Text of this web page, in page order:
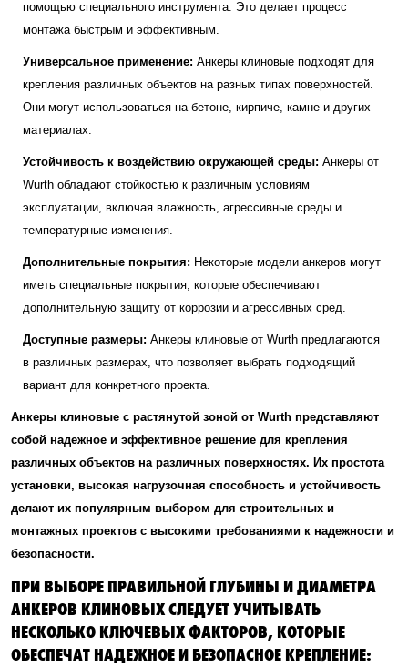
помощью специального инструмента. Это делает процесс
монтажа быстрым и эффективным.
Универсальное применение: Анкеры клиновые подходят для
крепления различных объектов на разных типах поверхностей.
Они могут использоваться на бетоне, кирпиче, камне и других
материалах.
Устойчивость к воздействию окружающей среды: Анкеры от
Wurth обладают стойкостью к различным условиям
эксплуатации, включая влажность, агрессивные среды и
температурные изменения.
Дополнительные покрытия: Некоторые модели анкеров могут
иметь специальные покрытия, которые обеспечивают
дополнительную защиту от коррозии и агрессивных сред.
Доступные размеры: Анкеры клиновые от Wurth предлагаются
в различных размерах, что позволяет выбрать подходящий
вариант для конкретного проекта.
Анкеры клиновые с растянутой зоной от Wurth представляют
собой надежное и эффективное решение для крепления
различных объектов на различных поверхностях. Их простота
установки, высокая нагрузочная способность и устойчивость
делают их популярным выбором для строительных и
монтажных проектов с высокими требованиями к надежности и
безопасности.
ПРИ ВЫБОРЕ ПРАВИЛЬНОЙ ГЛУБИНЫ И ДИАМЕТРА
АНКЕРОВ КЛИНОВЫХ СЛЕДУЕТ УЧИТЫВАТЬ
НЕСКОЛЬКО КЛЮЧЕВЫХ ФАКТОРОВ, КОТОРЫЕ
ОБЕСПЕЧАТ НАДЕЖНОЕ И БЕЗОПАСНОЕ КРЕПЛЕНИЕ: